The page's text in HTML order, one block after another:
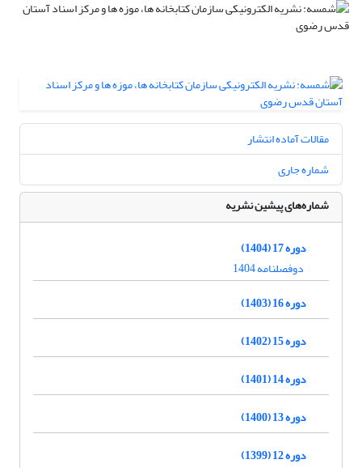
مقالات آماده انتشار
شماره جاری
شماره‌های پیشین نشریه
دوره 17 (1404)
دوفصلنامه 1404
دوره 16 (1403)
دوره 15 (1402)
دوره 14 (1401)
دوره 13 (1400)
دوره 12 (1399)